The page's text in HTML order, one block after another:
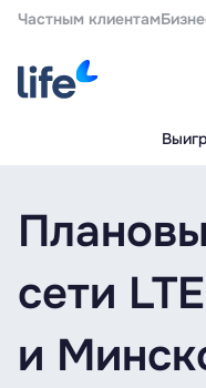
Частным клиентам
сети
и